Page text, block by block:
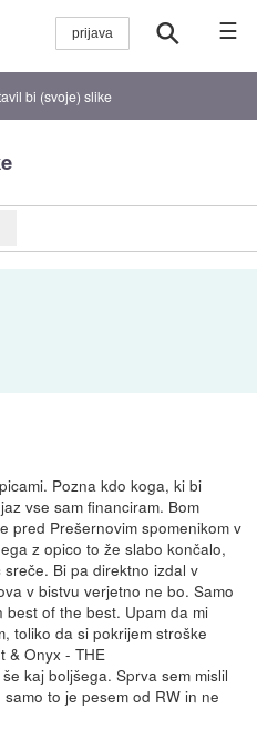
☰
bi (svoje) slike
Pozna kdo koga, ki bi
vse sam financiram. Bom
pred Prešernovim spomenikom v
z opico to že slabo končalo,
Bi pa direktno izdal v
v bistvu verjetno ne bo. Samo
of the best. Upam da mi
toliko da si pokrijem stroške
& Onyx - THE
kaj boljšega. Sprva sem mislil
to je pesem od RW in ne